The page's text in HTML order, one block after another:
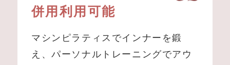
併用利用可能
マシンピラティスでインナーを鍛
え、パーソナルトレーニングでアウ